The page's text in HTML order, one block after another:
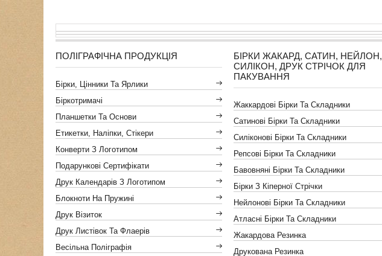
ПОЛІГРАФІЧНА ПРОДУКЦІЯ
Бірки, Цінники Та Ярлики
Біркотримачі
Планшетки Та Основи
Етикетки, Наліпки, Стікери
Конверти З Логотипом
Подарункові Сертифікати
Друк Календарів З Логотипом
Блокноти На Пружині
Друк Візиток
Друк Листівок Та Флаерів
Весільна Поліграфія
БІРКИ ЖАКАРД, САТИН, НЕЙЛОН,
СИЛІКОН, ДРУК СТРІЧОК ДЛЯ
ПАКУВАННЯ
Жаккардові Бірки Та Складники
Сатинові Бірки Та Складники
Силіконові Бірки Та Складники
Репсові Бірки Та Складники
Бавовняні Бірки Та Складники
Бірки З Кіперної Стрічки
Нейлонові Бірки Та Складники
Атласні Бірки Та Складники
Жакардова Резинка
Друкована Резинка